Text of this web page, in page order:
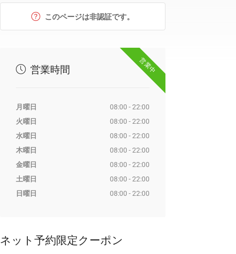
このページは非認証です。
営業中
営業時間
月曜日
08:00 - 22:00
火曜日
08:00 - 22:00
水曜日
08:00 - 22:00
木曜日
08:00 - 22:00
金曜日
08:00 - 22:00
土曜日
08:00 - 22:00
日曜日
08:00 - 22:00
ネット予約限定クーポン